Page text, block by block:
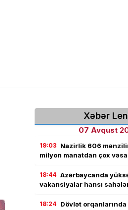
Xəbər
07 Avqust
19:03 Nazirlik 606
milyon manatdan çox
18:44 Azərbaycanda
vakansiyalar hansı
18:24 Dövlət